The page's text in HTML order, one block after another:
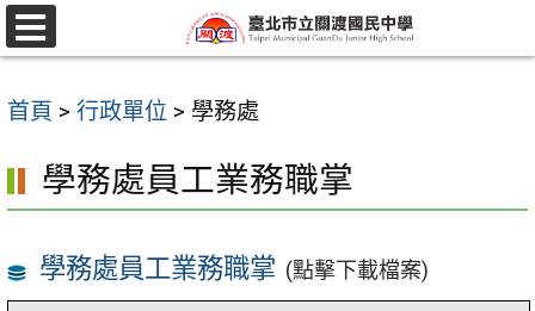
跳
至
要
容
選
單
首頁 > 行政單位 > 學務處
學務處員工業務職掌
學務處員工業務職掌 (點擊下載檔案)